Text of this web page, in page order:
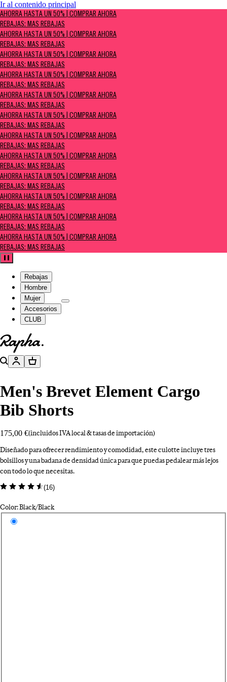
Ir al contenido principal
AHORRA HASTA UN 50% | Comprar ahora
Rebajas: MÁS REBAJAS
AHORRA HASTA UN 50% | COMPRAR AHORA
REBAJAS: MÁS REBAJAS
AHORRA HASTA UN 50% | COMPRAR AHORA
REBAJAS: MÁS REBAJAS
AHORRA HASTA UN 50% | COMPRAR AHORA
REBAJAS: MÁS REBAJAS
AHORRA HASTA UN 50% | COMPRAR AHORA
REBAJAS: MÁS REBAJAS
AHORRA HASTA UN 50% | COMPRAR AHORA
REBAJAS: MÁS REBAJAS
AHORRA HASTA UN 50% | COMPRAR AHORA
REBAJAS: MÁS REBAJAS
AHORRA HASTA UN 50% | COMPRAR AHORA
REBAJAS: MÁS REBAJAS
AHORRA HASTA UN 50% | COMPRAR AHORA
REBAJAS: MÁS REBAJAS
AHORRA HASTA UN 50% | COMPRAR AHORA
REBAJAS: MÁS REBAJAS
AHORRA HASTA UN 50% | COMPRAR AHORA
REBAJAS: MÁS REBAJAS
AHORRA HASTA UN 50% | COMPRAR AHORA
REBAJAS: MÁS REBAJAS
AHORRA HASTA UN 50% | COMPRAR AHORA
REBAJAS: MÁS REBAJAS
Pausa
Rebajas
Hombre
Mujer
Accesorios
CLUB
Ir a la página de inicio
BuscarCuentaCesta
Men's Brevet Element Cargo
Bib Shorts
175,00 €(incluidos IVA local & tasas de importación)
Diseñado para ofrecer rendimiento y comodidad, este culotte incluye tres
bolsillos y una badana de densidad única para que puedas pedalear más lejos
con todo lo que necesitas.
(16)
Color: Black/Black
Selecciona un color